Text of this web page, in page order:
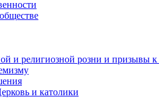
и религиозной розни и призывы
и католики